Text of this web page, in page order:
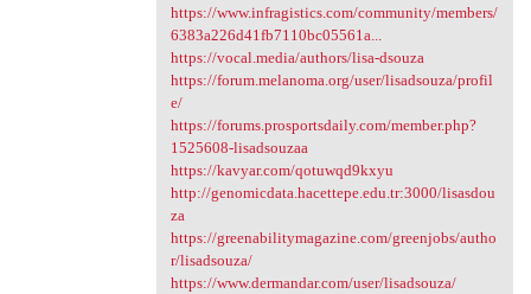
https://www.infragistics.com/community/members/
6383a226d41fb7110bc05561a...
https://vocal.media/authors/lisa-dsouza
https://forum.melanoma.org/user/lisadsouza/profil
e/
https://forums.prosportsdaily.com/member.php?
1525608-lisadsouzaa
https://kavyar.com/qotuwqd9kxyu
http://genomicdata.hacettepe.edu.tr:3000/lisasdou
za
https://greenabilitymagazine.com/greenjobs/autho
r/lisadsouza/
https://www.dermandar.com/user/lisadsouza/